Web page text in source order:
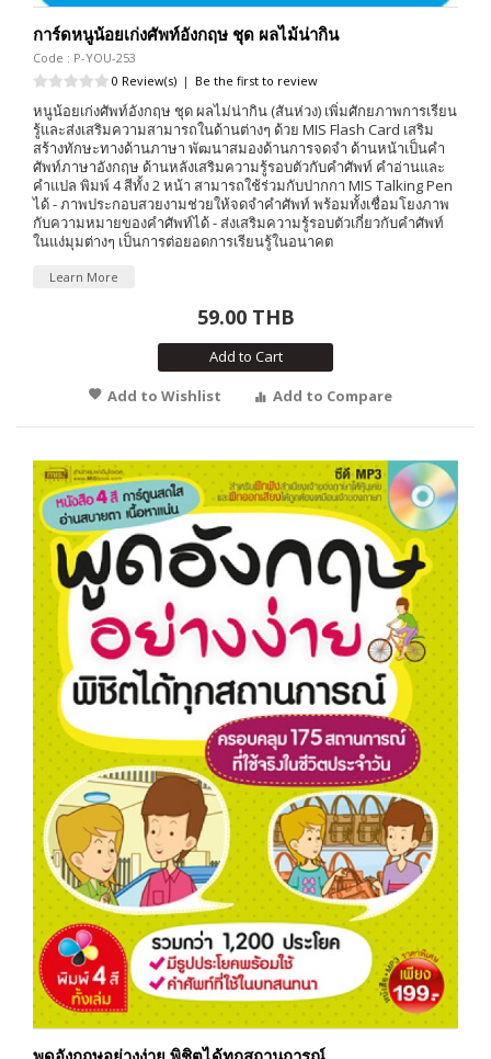
การ์ดหนูน้อยเก่งศัพท์อังกฤษ ชุด ผลไม้น่ากิน
Code : P-YOU-253
0 Review(s) | Be the first to review
หนูน้อยเก่งศัพท์อังกฤษ ชุด ผลไม่น่ากิน (สันห่วง) เพิ่มศักยภาพการเรียน
รู้และส่งเสริมความสามารถในด้านต่างๆ ด้วย MIS Flash Card เสริม
สร้างทักษะทางด้านภาษา พัฒนาสมองด้านการจดจำ ด้านหน้าเป็นคำ
ศัพท์ภาษาอังกฤษ ด้านหลังเสริมความรู้รอบตัวกับคำศัพท์ คำอ่านและ
คำแปล พิมพ์ 4 สีทั้ง 2 หน้า สามารถใช้ร่วมกับปากกา MIS Talking Pen
ได้ - ภาพประกอบสวยงามช่วยให้จดจำคำศัพท์ พร้อมทั้งเชื่อมโยงภาพ
กับความหมายของคำศัพท์ได้ - ส่งเสริมความรู้รอบตัวเกี่ยวกับคำศัพท์
ในแง่มุมต่างๆ เป็นการต่อยอดการเรียนรู้ในอนาคต
Learn More
59.00 THB
Add to Cart
Add to Wishlist
Add to Compare